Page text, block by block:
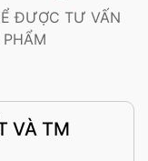
ĐƯỢC TƯ VẤN
VÀ TM